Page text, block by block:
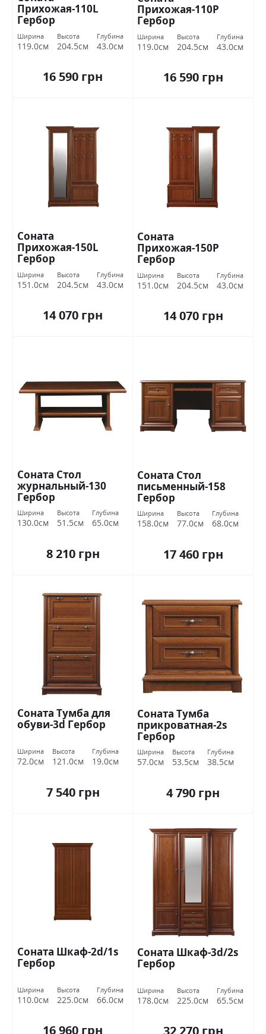
Прихожая-110L
Гербор
Ширина
119.0см
Высота
204.5см
Глубина
43.0см
16 590 грн
Прихожая-110P
Гербор
Ширина
119.0см
Высота
204.5см
Глубина
43.0см
16 590 грн
Соната
Прихожая-150L
Гербор
Ширина
151.0см
Высота
204.5см
Глубина
43.0см
14 070 грн
Соната
Прихожая-150P
Гербор
Ширина
151.0см
Высота
204.5см
Глубина
43.0см
14 070 грн
Соната Стол
журнальный-130
Гербор
Ширина
130.0см
Высота
51.5см
Глубина
65.0см
8 210 грн
Соната Стол
письменный-158
Гербор
Ширина
158.0см
Высота
77.0см
Глубина
68.0см
17 460 грн
Соната Тумба для
обуви-3d Гербор
Ширина
72.0см
Высота
121.0см
Глубина
19.0см
7 540 грн
Соната Тумба
прикроватная-2s
Гербор
Ширина
57.0см
Высота
53.5см
Глубина
38.5см
4 790 грн
Соната Шкаф-2d/1s
Гербор
Ширина
110.0см
Высота
225.0см
Глубина
66.0см
16 960 грн
Соната Шкаф-3d/2s
Гербор
Ширина
178.0см
Высота
225.0см
Глубина
65.5см